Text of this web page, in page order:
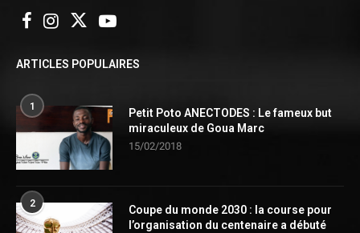
ARTICLES POPULAIRES
1
Petit Poto ANECTODES : Le fameux but
miraculeux de Goua Marc
15/02/2018
2
Coupe du monde 2030 : la course pour
l’organisation du centenaire a débuté